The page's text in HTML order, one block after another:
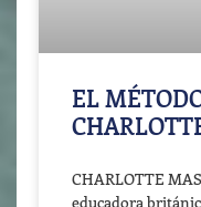
EL
CHARLOTTE
educadora